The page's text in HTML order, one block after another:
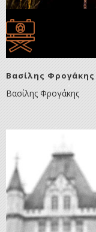
Βασίλης Φρογάκης
Βασίλης Φρογάκης